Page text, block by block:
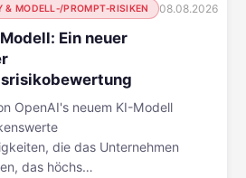
MODELL‑/PROMPT‑RISIKEN 08.08.2026
Ein neuer
OpenAI's neuem KI-Modell
die das Unternehmen
das höchs…